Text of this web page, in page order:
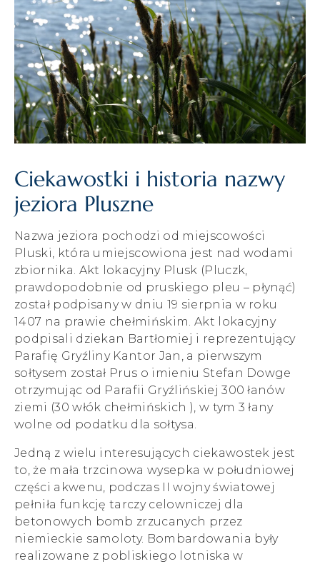
Ciekawostki i historia nazwy
jeziora Pluszne
Nazwa jeziora pochodzi od miejscowości
Pluski, która umiejscowiona jest nad wodami
zbiornika. Akt lokacyjny Plusk (Pluczk,
prawdopodobnie od pruskiego pleu – płynąć)
został podpisany w dniu 19 sierpnia w roku
1407 na prawie chełmińskim. Akt lokacyjny
podpisali dziekan Bartłomiej i reprezentujący
Parafię Gryźliny Kantor Jan, a pierwszym
sołtysem został Prus o imieniu Stefan Dowge
otrzymując od Parafii Gryźlińskiej 300 łanów
ziemi (30 włók chełmińskich ), w tym 3 łany
wolne od podatku dla sołtysa.
Jedną z wielu interesujących ciekawostek jest
to, że mała trzcinowa wysepka w południowej
części akwenu, podczas II wojny światowej
pełniła funkcję tarczy celowniczej dla
betonowych bomb zrzucanych przez
niemieckie samoloty. Bombardowania były
realizowane z pobliskiego lotniska w